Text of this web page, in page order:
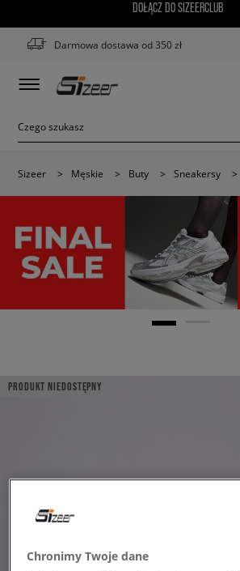
DOŁĄCZ DO SIZEERCLUB
Darmowa dostawa od 350 zł
Sizeer > Męskie > Buty > Sneakersy >
PRODUKT NIEDOSTĘPNY
Chronimy Twoje dane